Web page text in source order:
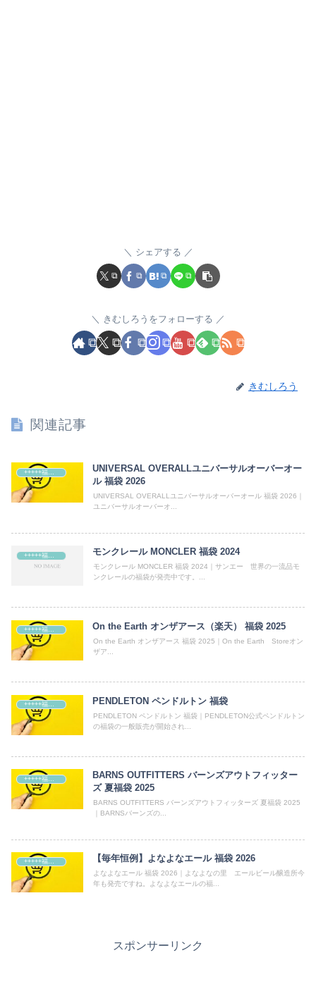
シェアする
きむしろうをフォローする
きむしろう
関連記事
UNIVERSAL OVERALLユニバーサルオーバーオー
ル 福袋 2026
UNIVERSAL OVERALLユニバーサルオーバーオール 福袋 2026｜
ユニバーサルオーバーオ...
モンクレール MONCLER 福袋 2024
モンクレール MONCLER 福袋 2024｜サンエー 世界の一流品モ
ンクレールの福袋が発売中です。...
+++++福袋++++++ On the Earth オンザアース（楽天） 福袋 2025
On the Earth オンザアース 福袋 2025｜On the Earth Storeオン
ザア...
PENDLETON ペンドルトン 福袋
PENDLETON ペンドルトン 福袋｜PENDLETON公式ペンドルトン
の福袋の一般販売が開始され...
BARNS OUTFITTERS バーンズアウトフィッター
ズ 夏福袋 2025
BARNS OUTFITTERS バーンズアウトフィッターズ 夏福袋 2025
｜BARNSバーンズの...
+++++福袋++++++ 【毎年恒例】よなよなエール 福袋 2026
よなよなエール 福袋 2026｜よなよなの里 エールビール醸造所今
年も発売ですね。よなよなエールの福...
スポンサーリンク